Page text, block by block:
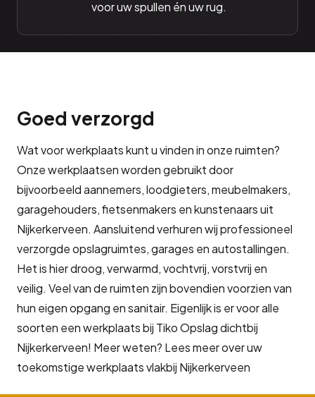
voor uw spullen én uw rug.
Goed verzorgd
Wat voor werkplaats kunt u vinden in onze ruimten?
Onze werkplaatsen worden gebruikt door
bijvoorbeeld aannemers, loodgieters, meubelmakers,
garagehouders, fietsenmakers en kunstenaars uit
Nijkerkerveen. Aansluitend verhuren wij professioneel
verzorgde opslagruimtes, garages en autostallingen.
Het is hier droog, verwarmd, vochtvrij, vorstvrij en
veilig. Veel van de ruimten zijn bovendien voorzien van
hun eigen opgang en sanitair. Eigenlijk is er voor alle
soorten een werkplaats bij Tiko Opslag dichtbij
Nijkerkerveen! Meer weten? Lees meer over uw
toekomstige werkplaats vlakbij Nijkerkerveen